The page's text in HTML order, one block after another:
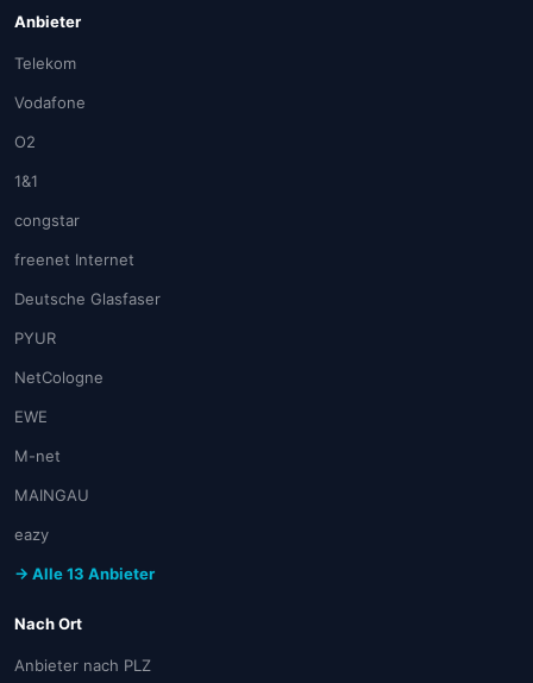
Anbieter
Telekom
Vodafone
O2
1&1
congstar
freenet Internet
Deutsche Glasfaser
PYUR
NetCologne
EWE
M-net
MAINGAU
eazy
→ Alle 13 Anbieter
Nach Ort
Anbieter nach PLZ